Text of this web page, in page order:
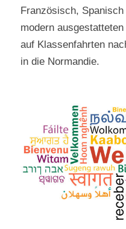
Französisch,
modern
auf Klassenfahrten
in die Normandie.